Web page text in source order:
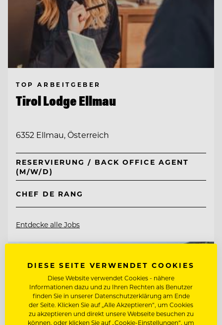
TOP ARBEITGEBER
Tirol Lodge Ellmau
6352 Ellmau, Österreich
RESERVIERUNG / BACK OFFICE AGENT
(M/W/D)
CHEF DE RANG
Entdecke alle Jobs
DIESE SEITE VERWENDET COOKIES
Diese Website verwendet Cookies - nähere
Informationen dazu und zu Ihren Rechten als Benutzer
finden Sie in unserer Datenschutzerklärung am Ende
der Seite. Klicken Sie auf „Alle Akzeptieren“, um Cookies
zu akzeptieren und direkt unsere Webseite besuchen zu
können, oder klicken Sie auf „Cookie-Einstellungen“, um